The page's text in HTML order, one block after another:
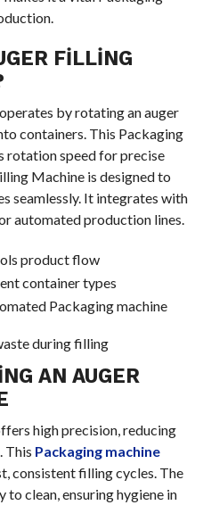
FILLING
by rotating an auger
containers. This Packaging
rotation speed for precise
Machine is designed to
seamlessly. It integrates with
automated production lines.
product flow
container types
Packaging machine
during filling
AN AUGER
high precision, reducing
This Packaging machine
consistent filling cycles. The
to clean, ensuring hygiene in